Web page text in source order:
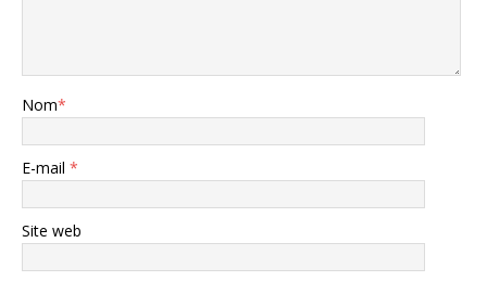
Nom*
E-mail *
Site web